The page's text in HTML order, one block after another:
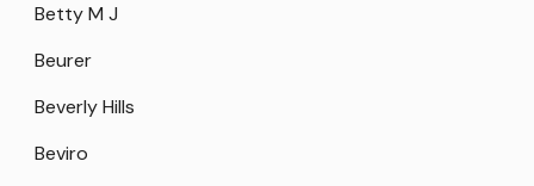
Betty M J
Beurer
Beverly Hills
Beviro